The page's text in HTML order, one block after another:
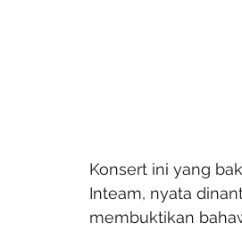
Konsert ini yang
Inteam, nyata
membuktikan